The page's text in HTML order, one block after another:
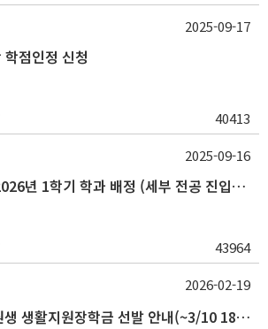
점인정 신청
40413
2025-09-17
(10/28 ~ 11/12) 2026년 1학기 학과 배정 (세부 전공 진입) 안내
43964
2025-09-16
2026-1학기 대학원생 생활지원장학금 선발 안내(~3/10 18:00)
2026-02-19